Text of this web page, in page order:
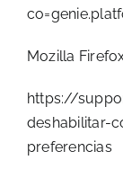
Mozilla
https://
deshabilitar-
preferencias